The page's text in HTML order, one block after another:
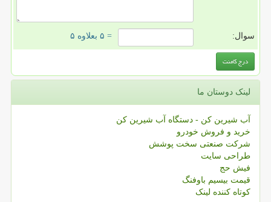
سوال: = ۵ بعلاوه ۵
لینک دوستان ما
آب شیرین کن - دستگاه آب شیرین کن
خرید و فروش خودرو
شرکت صنعتی سخت پوشش
طراحی سایت
فیش حج
قیمت بیسیم باوفنگ
کوتاه کننده لینک